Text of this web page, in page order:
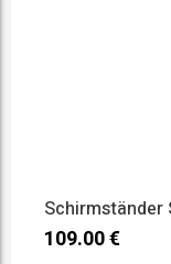
Schirmständer
109.00€